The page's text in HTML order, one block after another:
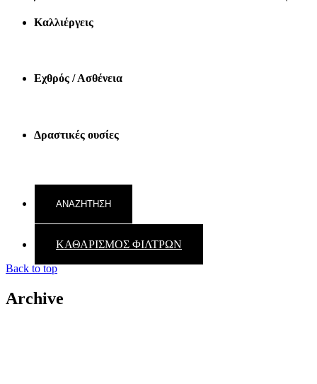
Καλλιέργεις
Εχθρός / Ασθένεια
Δραστικές ουσίες
ΚΑΘΑΡΙΣΜΟΣ ΦΙΛΤΡΩΝ
Back to top
Archive